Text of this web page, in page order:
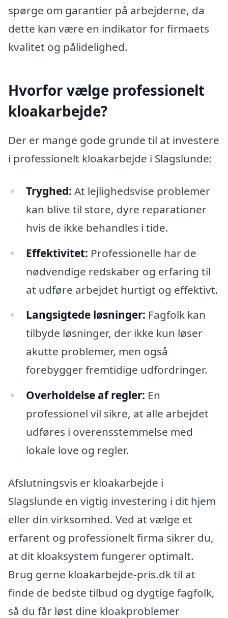
spørge om garantier på arbejderne, da
dette kan være en indikator for firmaets
kvalitet og pålidelighed.
Hvorfor vælge professionelt
kloakarbejde?
Der er mange gode grunde til at investere
i professionelt kloakarbejde i Slagslunde:
Tryghed: At lejlighedsvise problemer
kan blive til store, dyre reparationer
hvis de ikke behandles i tide.
Effektivitet: Professionelle har de
nødvendige redskaber og erfaring til
at udføre arbejdet hurtigt og effektivt.
Langsigtede løsninger: Fagfolk kan
tilbyde løsninger, der ikke kun løser
akutte problemer, men også
forebygger fremtidige udfordringer.
Overholdelse af regler: En
professionel vil sikre, at alle arbejdet
udføres i overensstemmelse med
lokale love og regler.
Afslutningsvis er kloakarbejde i
Slagslunde en vigtig investering i dit hjem
eller din virksomhed. Ved at vælge et
erfarent og professionelt firma sikrer du,
at dit kloaksystem fungerer optimalt.
Brug gerne kloakarbejde-pris.dk til at
finde de bedste tilbud og dygtige fagfolk,
så du får løst dine kloakproblemer